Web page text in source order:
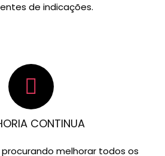
de indicações.
CONTINUA
melhorar todos os